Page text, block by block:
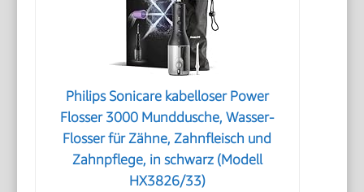
Philips Sonicare kabelloser Power
Flosser 3000 Munddusche, Wasser-
Flosser für Zähne, Zahnfleisch und
Zahnpflege, in schwarz (Modell
HX3826/33)